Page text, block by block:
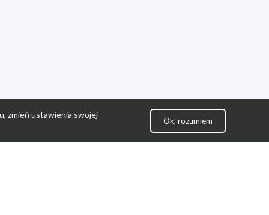
zmień ustawienia swojej
Ok, rozumiem